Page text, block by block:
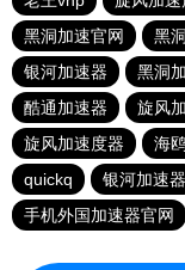
黑洞加速官网
黑
银河加速器
黑洞
酷通加速器
旋风
旋风加速度器
海
quickq
银河加速器
手机外国加速器官网